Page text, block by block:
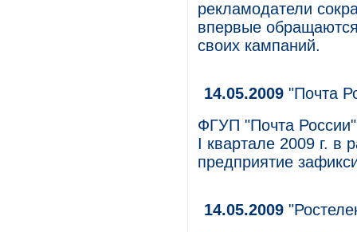
рекламодатели
впервые
своих кампаний.
14.05.2009 "Почта
ФГУП "Почта
I квартале 2009 г. в
предприятие
14.05.2009